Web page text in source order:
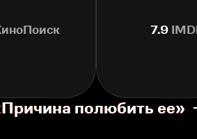
7.9
полюбить ее»